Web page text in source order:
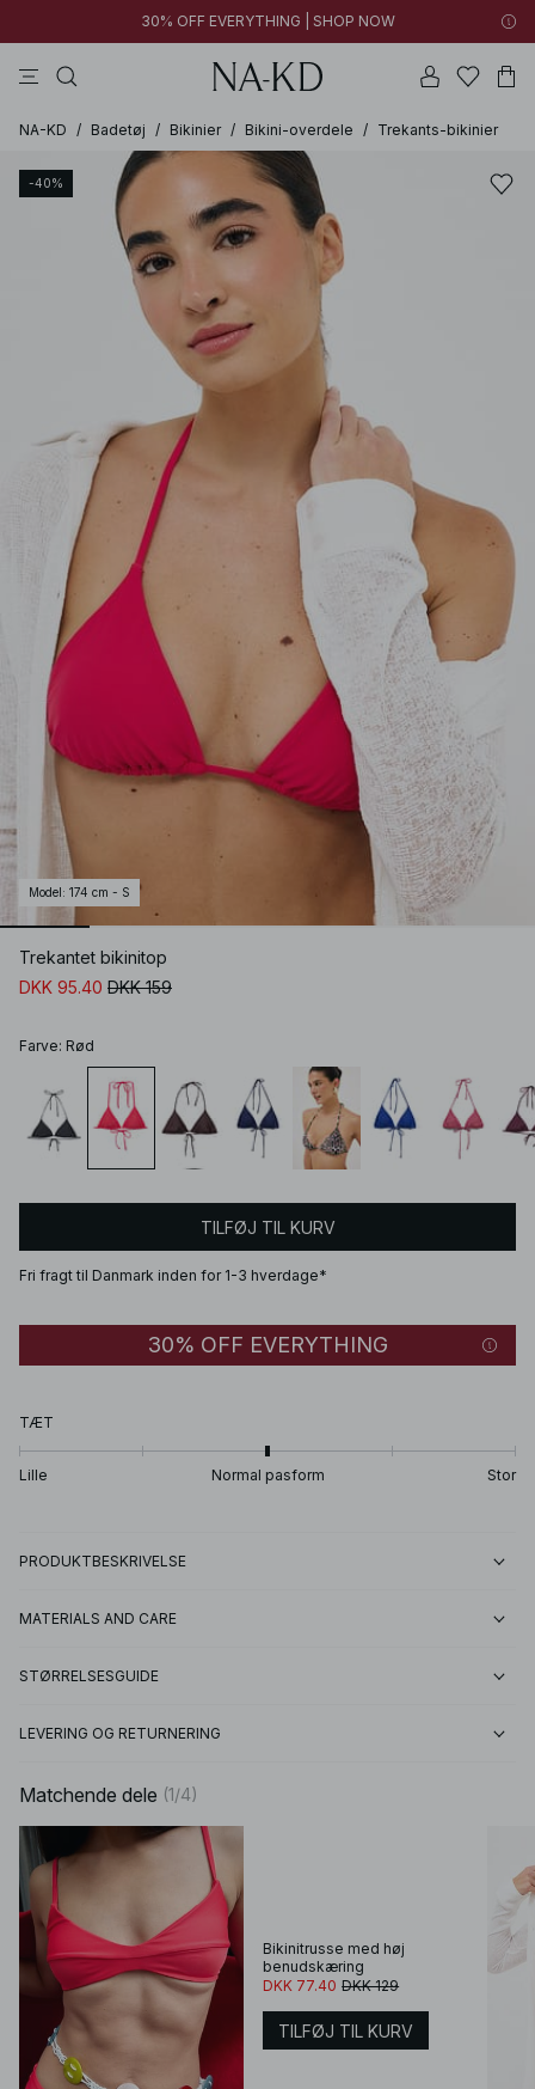
30% OFF EVERYTHING | SHOP NOW
NA-KD / Badetøj / Bikinier / Bikini-overdele / Trekants-bikinier
-40%
Model : 174 cm - S
Trekantet bikinitop
DKK 95.40 DKK 159
Farve: Rød
TILFØJ TIL KURV
Fri fragt til Danmark inden for 1-3 hverdage*
30% OFF EVERYTHING
TÆT
Lille Normal pasform Stor
PRODUKTBESKRIVELSE
MATERIALS AND CARE
STØRRELSESGUIDE
LEVERING OG RETURNERING
Matchende dele (1/4)
Bikinitrusse med høj
benudskæring
DKK 77.40 DKK 129
TILFØJ TIL KURV